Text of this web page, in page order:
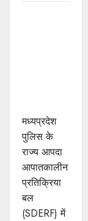
मध्यप्रदेश
पुलिस के
राज्य आपदा
आपातकालीन
प्रतिक्रिया
बल
(SDERF) में